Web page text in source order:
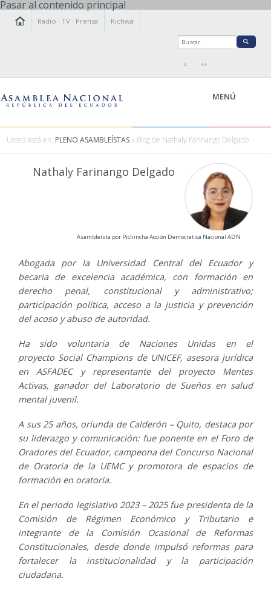
Pasar al contenido principal
Radio ·TV · Prensa Kichwa
A- A+
MENÚ
Usted está en: PLENO ASAMBLEÍSTAS » Blog de Nathaly Farinango Delgado
Nathaly Farinango Delgado
Asambleísta por Pichincha Acción Democratica Nacional ADN
Abogada por la Universidad Central del Ecuador y
becaria de excelencia académica, con formación en
derecho penal, constitucional y administrativo;
participación política, acceso a la justicia y prevención
del acoso y abuso de autoridad.
Ha sido voluntaria de Naciones Unidas en el
proyecto Social Champions de UNICEF, asesora jurídica
en ASFADEC y representante del proyecto Mentes
Activas, ganador del Laboratorio de Sueños en salud
mental juvenil.
A sus 25 años, oriunda de Calderón – Quito, destaca por
su liderazgo y comunicación: fue ponente en el Foro de
Oradores del Ecuador, campeona del Concurso Nacional
de Oratoria de la UEMC y promotora de espacios de
formación en oratoria.
En el periodo legislativo 2023 – 2025 fue presidenta de la
Comisión de Régimen Económico y Tributario e
integrante de la Comisión Ocasional de Reformas
Constitucionales, desde donde impulsó reformas para
fortalecer la institucionalidad y la participación
ciudadana.